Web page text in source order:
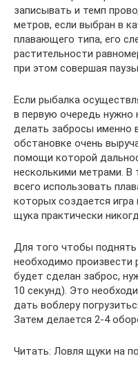
записывать и темп
метров, если выбран в
плавающего типа, его
растительности
при этом совершая
Если рыбалка
в первую очередь нужно
делать забросы именно
обстановке очень
помощи которой
несколькими метрами. В
всего использовать
которых создается
щука практически
Для того чтобы
необходимо произвести
будет сделан заброс,
10 секунд). Это
дать воблеру
Затем делается 2-4
Читать: Ловля щуки на